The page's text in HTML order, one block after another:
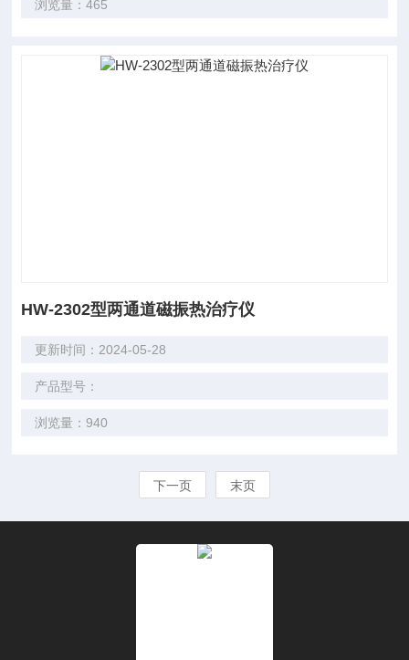
浏览量：465
HW-2302型两通道磁振热治疗仪
更新时间：2024-05-28
产品型号：
浏览量：940
下一页 末页